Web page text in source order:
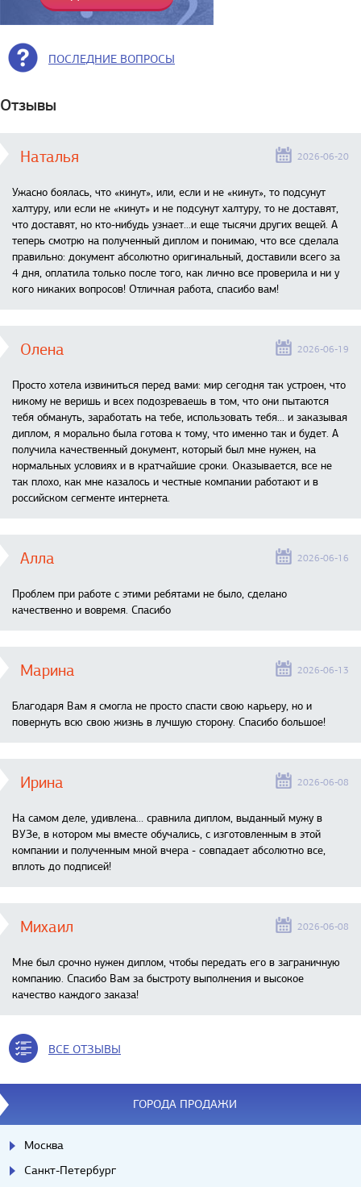
ПОСЛЕДНИЕ ВОПРОСЫ
Отзывы
Наталья 2026-06-20
Ужасно боялась, что «кинут», или, если и не «кинут», то подсунут
халтуру, или если не «кинут» и не подсунут халтуру, то не доставят,
что доставят, но кто-нибудь узнает...и еще тысячи других вещей. А
теперь смотрю на полученный диплом и понимаю, что все сделала
правильно: документ абсолютно оригинальный, доставили всего за
4 дня, оплатила только после того, как лично все проверила и ни у
кого никаких вопросов! Отличная работа, спасибо вам!
Олена 2026-06-19
Просто хотела извиниться перед вами: мир сегодня так устроен, что
никому не веришь и всех подозреваешь в том, что они пытаются
тебя обмануть, заработать на тебе, использовать тебя... и заказывая
диплом, я морально была готова к тому, что именно так и будет. А
получила качественный документ, который был мне нужен, на
нормальных условиях и в кратчайшие сроки. Оказывается, все не
так плохо, как мне казалось и честные компании работают и в
российском сегменте интернета.
Алла 2026-06-16
Проблем при работе с этими ребятами не было, сделано
качественно и вовремя. Спасибо
Марина 2026-06-13
Благодаря Вам я смогла не просто спасти свою карьеру, но и
повернуть всю свою жизнь в лучшую сторону. Спасибо большое!
Ирина 2026-06-08
На самом деле, удивлена… сравнила диплом, выданный мужу в
ВУЗе, в котором мы вместе обучались, с изготовленным в этой
компании и полученным мной вчера - совпадает абсолютно все,
вплоть до подписей!
Михаил 2026-06-08
Мне был срочно нужен диплом, чтобы передать его в заграничную
компанию. Спасибо Вам за быстроту выполнения и высокое
качество каждого заказа!
ВСЕ ОТЗЫВЫ
ГОРОДА ПРОДАЖИ
Москва
Санкт-Петербург